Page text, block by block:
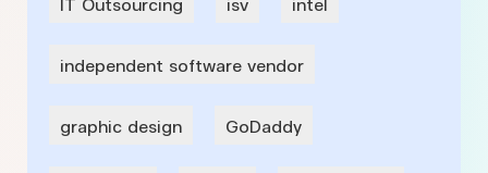
independent software vendor
graphic design GoDaddy